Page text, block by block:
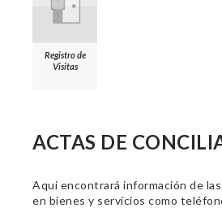
Registro de
Visitas
ACTAS DE
Aquí encontrará información de
en bienes y servicios como